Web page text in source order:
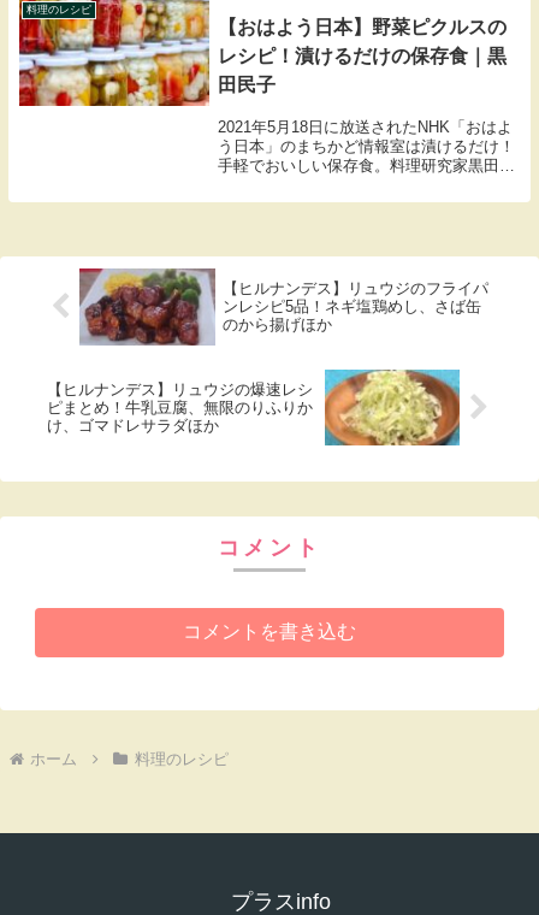
料理のレシピ
【おはよう日本】野菜ピクルスの
レシピ！漬けるだけの保存食｜黒
田民子
2021年5月18日に放送されたNHK「おはよ
う日本」のまちかど情報室は漬けるだけ！
手軽でおいしい保存食。料理研究家黒田民
れました。こちらでは野菜ピクルスの材料
【ヒルナンデス】リュウジのフライパ
ンレシピ5品！ネギ塩鶏めし、さば缶
のから揚げほか
【ヒルナンデス】リュウジの爆速レシ
ピまとめ！牛乳豆腐、無限のりふりか
け、ゴマドレサラダほか
コメント
コメントを書き込む
ホーム 料理のレシピ
プラスinfo